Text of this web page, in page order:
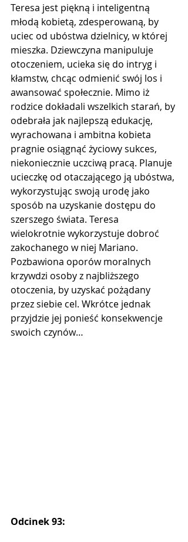
Teresa jest piękną i inteligentną
młodą kobietą, zdesperowaną, by
uciec od ubóstwa dzielnicy, w której
mieszka. Dziewczyna manipuluje
otoczeniem, ucieka się do intryg i
kłamstw, chcąc odmienić swój los i
awansować społecznie. Mimo iż
rodzice dokładali wszelkich starań, by
odebrała jak najlepszą edukację,
wyrachowana i ambitna kobieta
pragnie osiągnąć życiowy sukces,
niekoniecznie uczciwą pracą. Planuje
ucieczkę od otaczającego ją ubóstwa,
wykorzystując swoją urodę jako
sposób na uzyskanie dostępu do
szerszego świata. Teresa
wielokrotnie wykorzystuje dobroć
zakochanego w niej Mariano.
Pozbawiona oporów moralnych
krzywdzi osoby z najbliższego
otoczenia, by uzyskać pożądany
przez siebie cel. Wkrótce jednak
przyjdzie jej ponieść konsekwencje
swoich czynów…
Odcinek 93: